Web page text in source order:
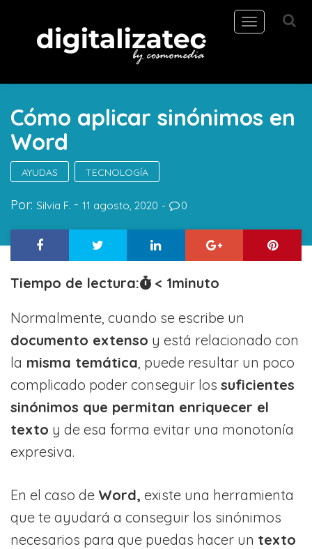
Toggle
navigation
Cómo aplicar sinónimos en
Word
AYUDAS TECNOLOGÍA
Por: Silvia F. 11 agosto, 2020 0
Tiempo de lectura: < 1minuto
Normalmente, cuando se escribe un
documento extenso y está relacionado con
la misma temática , puede resultar un poco
complicado poder conseguir los suficientes
sinónimos que permitan enriquecer el
texto y de esa forma evitar una monotonía
expresiva.
En el caso de Word, existe una herramienta
que te ayudará a conseguir los sinónimos
necesarios para que puedas hacer un texto